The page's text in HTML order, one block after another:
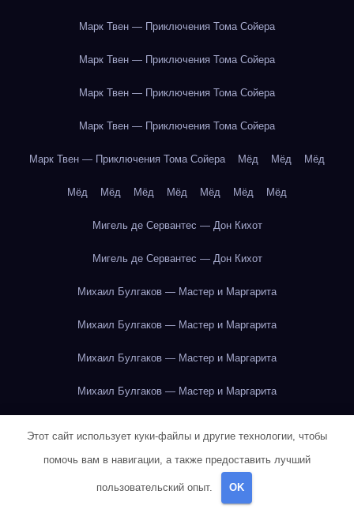
Марк Твен — Приключения Тома Сойера
Марк Твен — Приключения Тома Сойера
Марк Твен — Приключения Тома Сойера
Марк Твен — Приключения Тома Сойера
Марк Твен — Приключения Тома Сойера Мёд Мёд Мёд
Мёд Мёд Мёд Мёд Мёд Мёд Мёд
Мигель де Сервантес — Дон Кихот
Мигель де Сервантес — Дон Кихот
Михаил Булгаков — Мастер и Маргарита
Михаил Булгаков — Мастер и Маргарита
Михаил Булгаков — Мастер и Маргарита
Михаил Булгаков — Мастер и Маргарита
Михаил Булгаков — Мастер и Маргарита
Михаил Булгаков — Мастер и Маргарита
Этот сайт использует куки-файлы и другие технологии, чтобы
помочь вам в навигации, а также предоставить лучший
пользовательский опыт. OK